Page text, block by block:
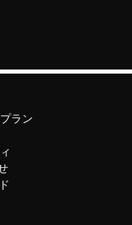
ラン